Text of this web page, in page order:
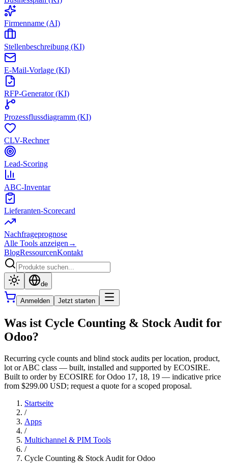
Firmenname (AI)
Stellenbeschreibung (KI)
E-Mail-Vorlage (KI)
RFP-Generator (KI)
Prozessflussdiagramm (KI)
CLV-Rechner
Lead-Scoring
ABC-Inventar
Lieferanten-Scorecard
Nachfrageprognose
Alle Tools anzeigen →
BlogRessourcenKontakt
de
Anmelden Jetzt starten
Was ist Cycle Counting & Stock Audit for
Odoo?
Recurring cycle counts and blind stock audits per location, product,
lot or ABC class — built, installed and supported by ECOSIRE.
Built to order by ECOSIRE for Odoo 17, 18, 19 — indicative price
from $299.00 USD; request a quote for a scoped proposal.
Startseite
/
Apps
/
Multichannel & PIM Tools
/
Cycle Counting & Stock Audit for Odoo